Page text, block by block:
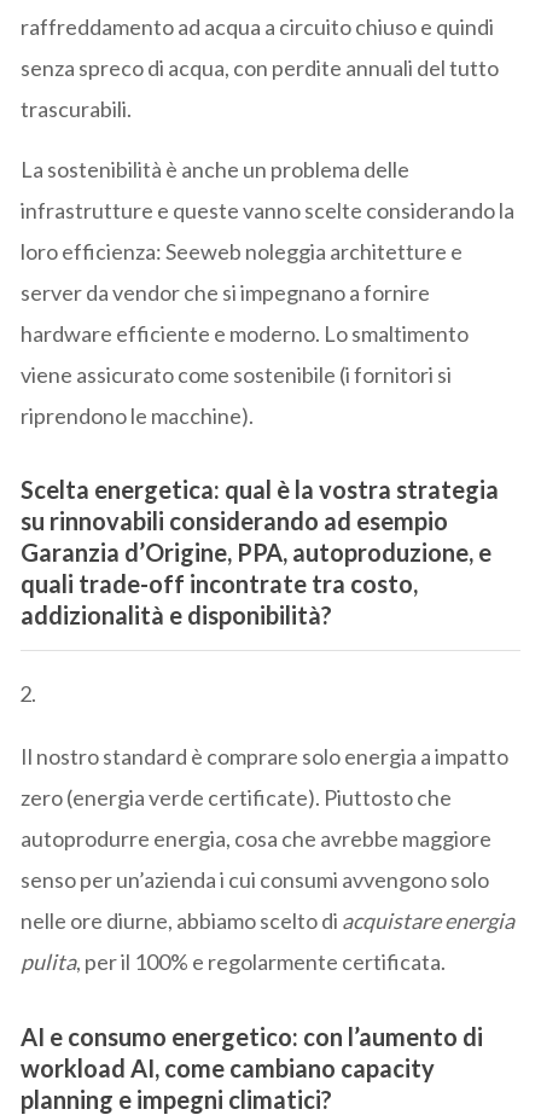
raffreddamento ad acqua a circuito chiuso e quindi
senza spreco di acqua, con perdite annuali del tutto
trascurabili.
La sostenibilità è anche un problema delle
infrastrutture e queste vanno scelte considerando la
loro efficienza: Seeweb noleggia architetture e
server da vendor che si impegnano a fornire
hardware efficiente e moderno. Lo smaltimento
viene assicurato come sostenibile (i fornitori si
riprendono le macchine).
Scelta energetica: qual è la vostra strategia
su rinnovabili considerando ad esempio
Garanzia d’Origine, PPA, autoproduzione, e
quali trade-off incontrate tra costo,
addizionalità e disponibilità?
Il nostro standard è comprare solo energia a impatto
zero (energia verde certificate). Piuttosto che
autoprodurre energia, cosa che avrebbe maggiore
senso per un’azienda i cui consumi avvengono solo
nelle ore diurne, abbiamo scelto di acquistare energia
pulita, per il 100% e regolarmente certificata.
AI e consumo energetico: con l’aumento di
workload AI, come cambiano capacity
planning e impegni climatici?